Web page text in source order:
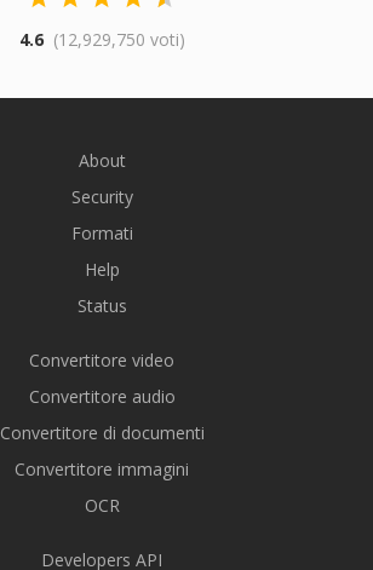
4.6 (12,929,750 voti)
About
Security
Formati
Help
Status
Convertitore video
Convertitore audio
Convertitore di documenti
Convertitore immagini
OCR
Developers API